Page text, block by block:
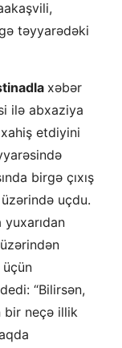
təyyarədəki
xəbər
ilə abxaziya
etdiyini
birgə çıxış
uçdu.
“Bilirsən,
bir neçə illik